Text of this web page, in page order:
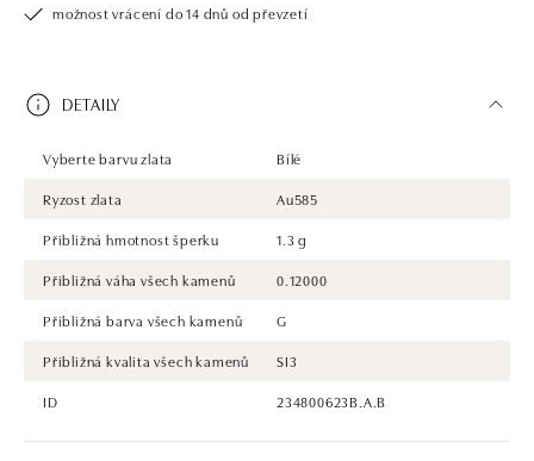
možnost vrácení do 14 dnů od převzetí
DETAILY
Vyberte barvu zlata
Bílé
Ryzost zlata
Au585
Přibližná hmotnost šperku
1.3 g
Přibližná váha všech kamenů
0.12000
Přibližná barva všech kamenů
G
Přibližná kvalita všech kamenů
SI3
ID
234800623B.A.B